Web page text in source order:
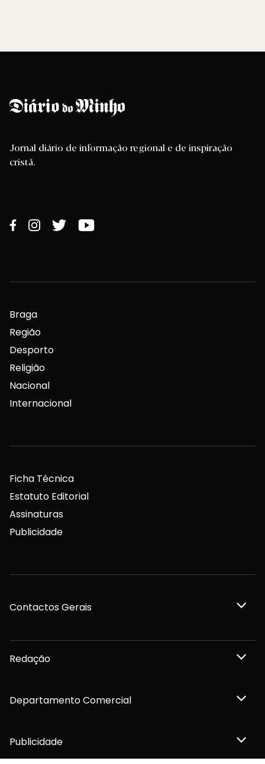
Jornal diário de informação regional e de inspiração
cristã.
Braga
Região
Desporto
Religião
Nacional
Internacional
Ficha Técnica
Estatuto Editorial
Assinaturas
Publicidade
Contactos Gerais
Redação
Departamento Comercial
Publicidade